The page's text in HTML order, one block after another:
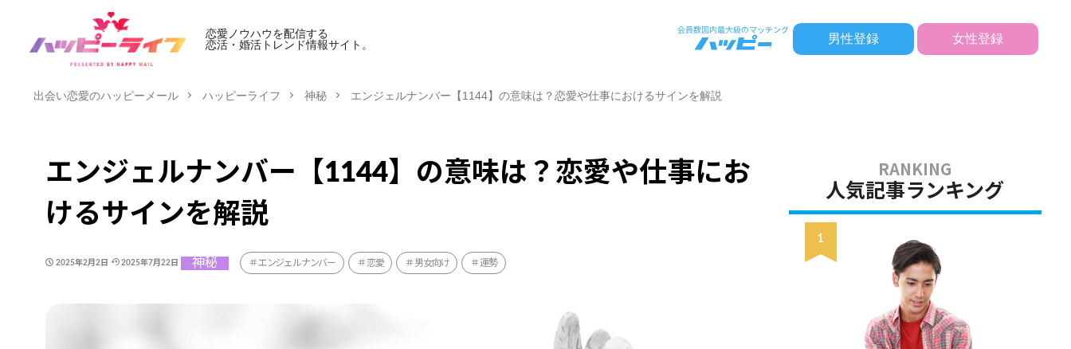
恋愛ノウハウを配信する
恋活・婚活トレンド情報サイト。
男性登録 女性登録
出会い恋愛のハッピーメール ハッピーライフ 神秘 エンジェルナンバー【1144】の意味は？恋愛や仕事におけるサインを解説
エンジェルナンバー【1144】の意味は？恋愛や仕事にお
けるサインを解説
2025年2月2日 2025年7月22日 神秘 エンジェルナンバー 恋愛 男女向け 運勢
人気記事ランキング